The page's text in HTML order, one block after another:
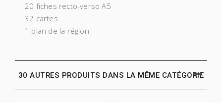
20 fiches recto-verso A5
32 cartes
1 plan de la région
30 AUTRES PRODUITS DANS LA MÊME CATÉGORIE